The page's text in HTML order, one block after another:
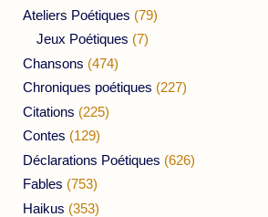
Ateliers Poétiques (79)
Jeux Poétiques (7)
Chansons (474)
Chroniques poétiques (227)
Citations (225)
Contes (129)
Déclarations Poétiques (626)
Fables (753)
Haikus (353)